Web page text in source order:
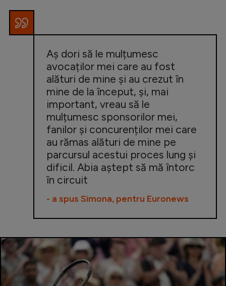
Aș dori să le mulțumesc
avocaților mei care au fost
alături de mine și au crezut în
mine de la început, și, mai
important, vreau să le
mulțumesc sponsorilor mei,
fanilor și concurenților mei care
au rămas alături de mine pe
parcursul acestui proces lung și
dificil. Abia aștept să mă întorc
în circuit
- a spus Simona, pentru Euronews